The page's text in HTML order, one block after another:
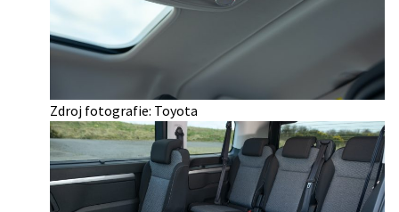
Zdroj fotografie: Toyota